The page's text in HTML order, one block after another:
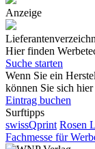
Anzeige
Hier finden
Suche starten
Wenn Sie ein
können Sie sich hier
Eintrag buchen
Surftipps
swissQprint Rosen
Fachmesse für